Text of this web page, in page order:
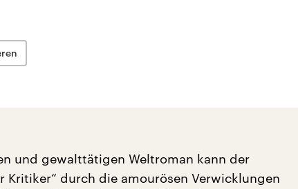
und gewalttätigen Weltroman kann der
Kritiker“ durch die amourösen Verwicklungen